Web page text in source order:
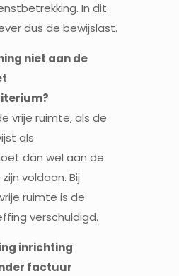
In dit
dus de bewijslast.
niet aan de
vrije ruimte, als de
als
dan wel aan de
voldaan. Bij
ruimte is de
verschuldigd.
inrichting
factuur